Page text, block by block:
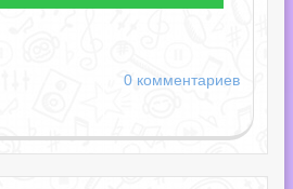
0 комментариев